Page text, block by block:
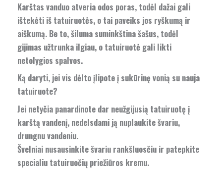
Karštas vanduo atveria odos poras, todėl dažai gali
ištekėti iš tatuiruotės, o tai paveiks jos ryškumą ir
aiškumą. Be to, šiluma suminkština šašus, todėl
gijimas užtrunka ilgiau, o tatuiruotė gali likti
netolygios spalvos.
Ką daryti, jei vis dėlto įlipote į sukūrinę vonią su nauja
tatuiruote?
Jei netyčia panardinote dar neužgijusią tatuiruotę į
karštą vandenį, nedelsdami ją nuplaukite švariu,
drungnu vandeniu.
Švelniai nusausinkite švariu rankšluosčiu ir patepkite
specialiu tatuiruočių priežiūros kremu.